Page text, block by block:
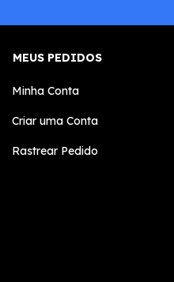
MEUS PEDIDOS
Minha Conta
Criar uma Conta
Rastrear Pedido